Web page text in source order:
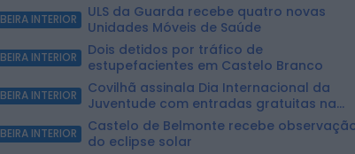
BEIRA INTERIOR
ULS da Guarda recebe quatro novas
Unidades Móveis de Saúde
BEIRA INTERIOR
Dois detidos por tráfico de
estupefacientes em Castelo Branco
BEIRA INTERIOR
Covilhã assinala Dia Internacional da
Juventude com entradas gratuitas na
Piscina Praia
BEIRA INTERIOR
Castelo de Belmonte recebe
do eclipse solar